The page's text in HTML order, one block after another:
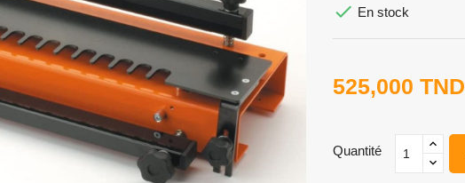
 En stock
525,000 TND
Quantité